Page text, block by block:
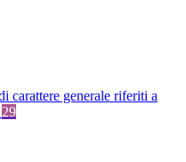
carattere generale riferiti a
29